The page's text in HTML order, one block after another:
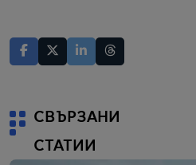
СВЪРЗАНИ
СТАТИИ